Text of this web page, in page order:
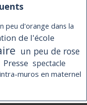
peu d'orange dans la
de l'école
un peu de rose
Presse spectacle
muros en maternel